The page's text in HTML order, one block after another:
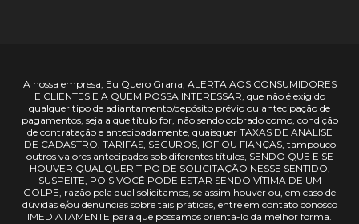
A nossa empresa, Eu Quero Grana, ALERTA AOS CONSUMIDORES
E CLIENTES E A QUEM POSSA INTERESSAR, que não é exigido
qualquer tipo de adiantamento/depósito prévio ou antecipação de
pagamentos, seja a que título for, não sendo cobrado como, condição
de contratação e antecipadamente, quaisquer TAXAS DE ANÁLISE
DE CADASTRO, TARIFAS, SEGUROS, IOF OU FIANÇAS, tampouco
outros valores antecipados sob diferentes títulos, SENDO QUE E SE
HOUVER QUALQUER TIPO DE SOLICITAÇÃO NESSE SENTIDO,
SUSPEITE, POIS VOCÊ PODE ESTAR SENDO VÍTIMA DE UM
GOLPE, razão pela qual solicitamos, se assim houver ou, em caso de
dúvidas e/ou denúncias sobre tais práticas, entre em contato conosco
IMEDIATAMENTE para que possamos orientá-lo da melhor forma.